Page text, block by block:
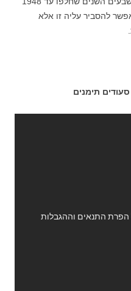
הערבים פי 12. אי אפשר להסביר עליה זו אלא
תימנים